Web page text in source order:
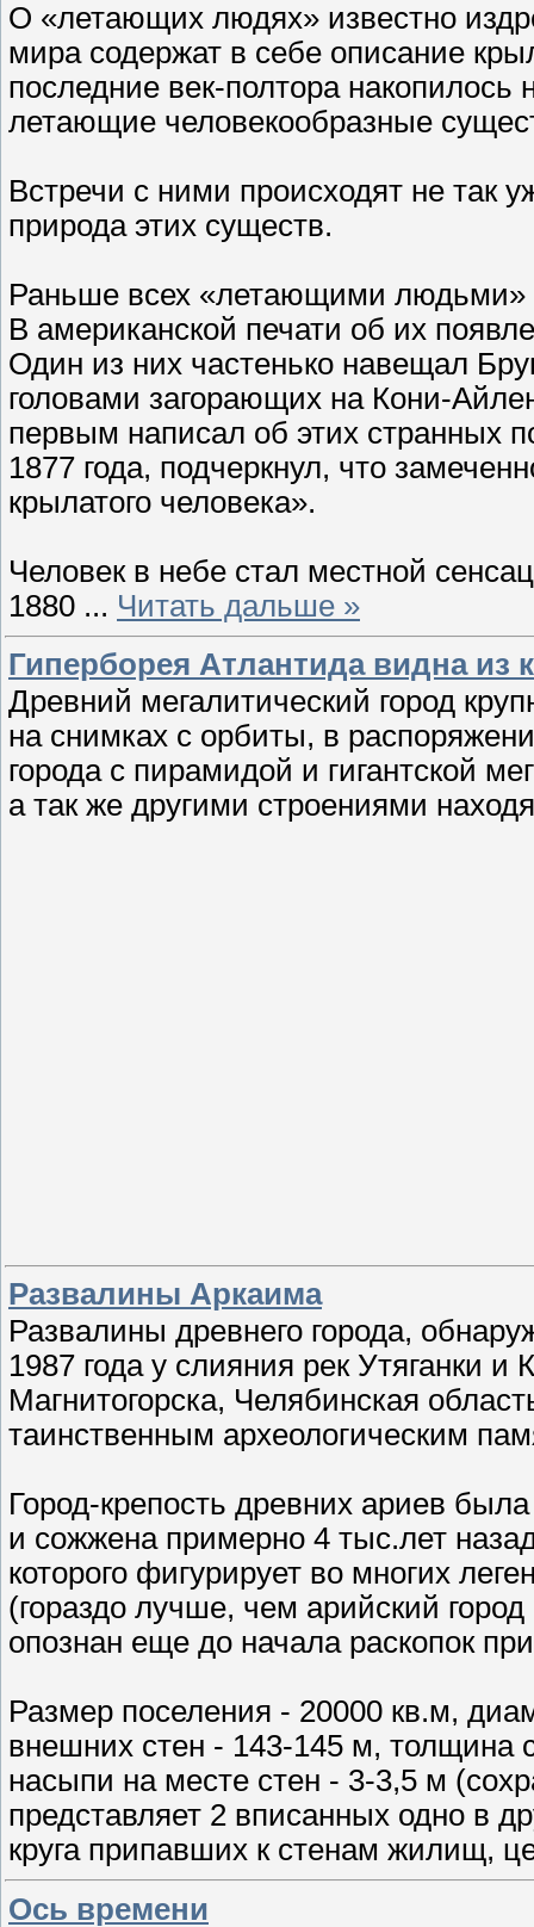
О «летающих людях» известно
мира содержат в себе описание
последние век-полтора накопилось
летающие человекообразные
Встречи с ними происходят не так
природа этих существ.
Раньше всех «летающими людьми»
В американской печати об их
Один из них частенько навещал
головами загорающих на Кони-
первым написал об этих странных
1877 года, подчеркнул, что
крылатого человека».
Человек в небе стал местной
1880 ... Читать дальше »
Гиперборея Атлантида видна из
Древний мегалитический город
на снимках с орбиты, в
города с пирамидой и гигантской
а так же другими строениями
Развалины Аркаима
Развалины древнего города,
1987 года у слияния рек Утяганки
Магнитогорска, Челябинская
таинственным археологическим
Город-крепость древних ариев
и сожжена примерно 4 тыс.лет
которого фигурирует во многих
(гораздо лучше, чем арийский
опознан еще до начала раскопок
Размер поселения - 20000 кв.м,
внешних стен - 143-145 м, толщина
насыпи на месте стен - 3-3,5 м
представляет 2 вписанных одно в
круга припавших к стенам жилищ,
Ось времени